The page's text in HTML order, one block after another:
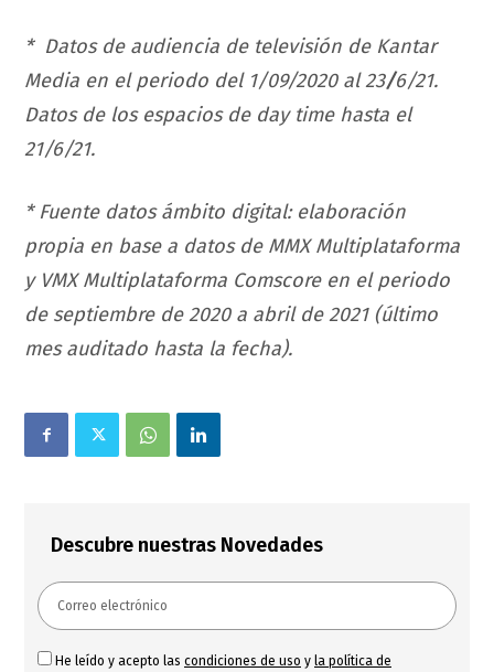
* Datos de audiencia de televisión de Kantar
Media en el periodo del 1/09/2020 al 23/6/21.
Datos de los espacios de day time hasta el
21/6/21.
* Fuente datos ámbito digital: elaboración
propia en base a datos de MMX Multiplataforma
y VMX Multiplataforma Comscore en el periodo
de septiembre de 2020 a abril de 2021 (último
mes auditado hasta la fecha).
Descubre nuestras Novedades
He leído y acepto las condiciones de uso y la política de